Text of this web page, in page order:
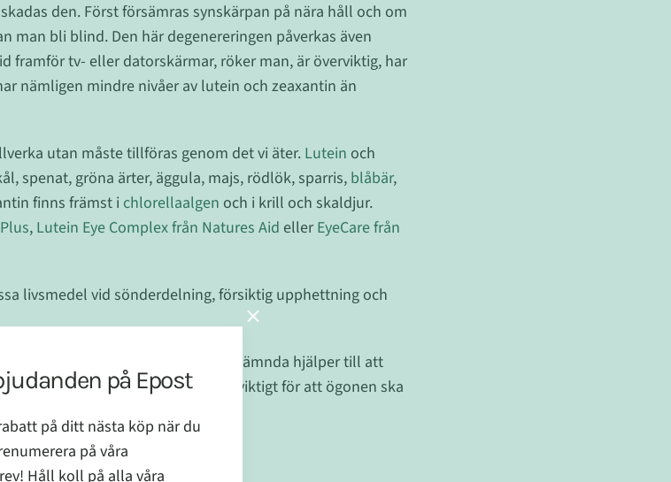
den. Först försämras synskärpan på nära håll och om
man bli blind. Den här degenereringen påverkas även
framför tv- eller datorskärmar, röker man, är överviktig, har
nämligen mindre nivåer av lutein och zeaxantin än
utan måste tillföras genom det vi äter. Lutein och
spenat, gröna ärter, äggula, majs, rödlök, sparris, blåbär,
finns främst i chlorellaalgen och i krill och skaldjur.
, Lutein Eye Complex från Natures Aid ellerEyeCare från
livsmedel vid sönderdelning, försiktig upphettning och
. Det sistnämnda hjälper till att
här sammanhanget är mycket viktigt för att ögonen ska
radikaler på näthinnan.
på Epost
på ditt nästa köp när du
på våra
Håll koll på alla våra